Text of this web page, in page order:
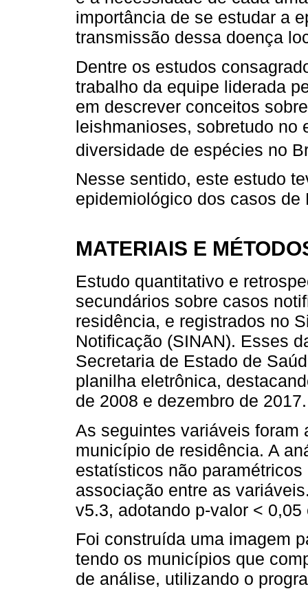
importância de se estudar a
transmissão dessa doença
Dentre os estudos
trabalho da equipe liderada
em descrever conceitos
leishmanioses, sobretudo no
diversidade de espécies no
Nesse sentido, este estudo
epidemiológico dos casos de
MATERIAIS E
Estudo quantitativo e
secundários sobre casos
residência, e registrados no
Notificação (SINAN). Esses
Secretaria de Estado de
planilha eletrônica,
de 2008 e dezembro de 2017.
As seguintes variáveis foram
município de residência. A
estatísticos não
associação entre as
v5.3, adotando p-valor <
Foi construída uma imagem
tendo os municípios que
de análise, utilizando o